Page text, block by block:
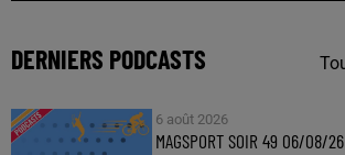
DERNIERS PODCASTS
6 août 2026
MAGSPORT SOIR 49 06/08/26